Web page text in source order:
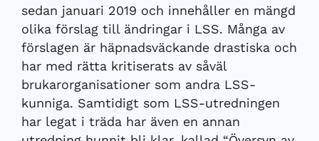
sedan januari 2019 och innehåller en mängd
olika förslag till ändringar i LSS. Många av
förslagen är häpnadsväckande drastiska och
har med rätta kritiserats av såväl
brukarorganisationer som andra LSS-
kunniga. Samtidigt som LSS-utredningen
har legat i träda har även en annan